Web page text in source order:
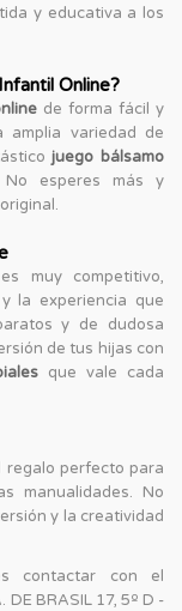
y educativa a los
Online?
de forma fácil y
amplia variedad de
juego bálsamo
esperes más y
muy competitivo,
la experiencia que
y de dudosa
de tus hijas con
que vale cada
perfecto para
manualidades. No
y la creatividad
contactar con el
DE BRASIL 17, 5º D -